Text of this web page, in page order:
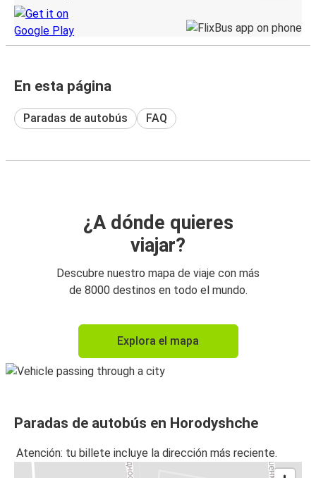
En esta página
Paradas de autobús FAQ
¿A dónde quieres
viajar?
Descubre nuestro mapa de viaje con más
de 8000 destinos en todo el mundo.
Explora el mapa
Paradas de autobús en Horodyshche
Atención: tu billete incluye la dirección más reciente.